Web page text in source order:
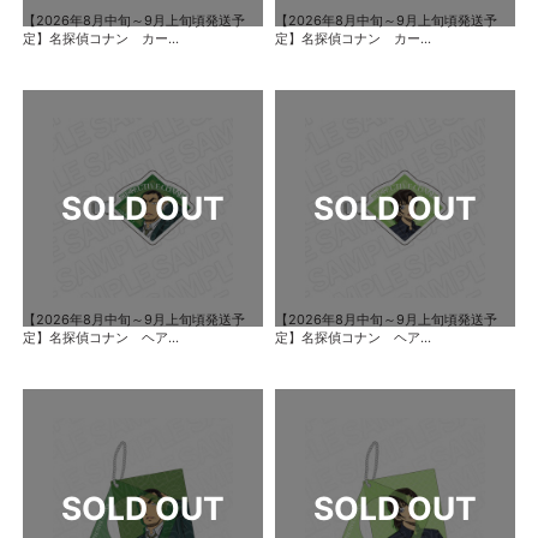
【2026年8月中旬～9月上旬頃発送予
定】名探偵コナン カー...
【2026年8月中旬～9月上旬頃発送予
定】名探偵コナン カー...
【2026年8月中旬～9月上旬頃発送予
定】名探偵コナン ヘア...
【2026年8月中旬～9月上旬頃発送予
定】名探偵コナン ヘア...